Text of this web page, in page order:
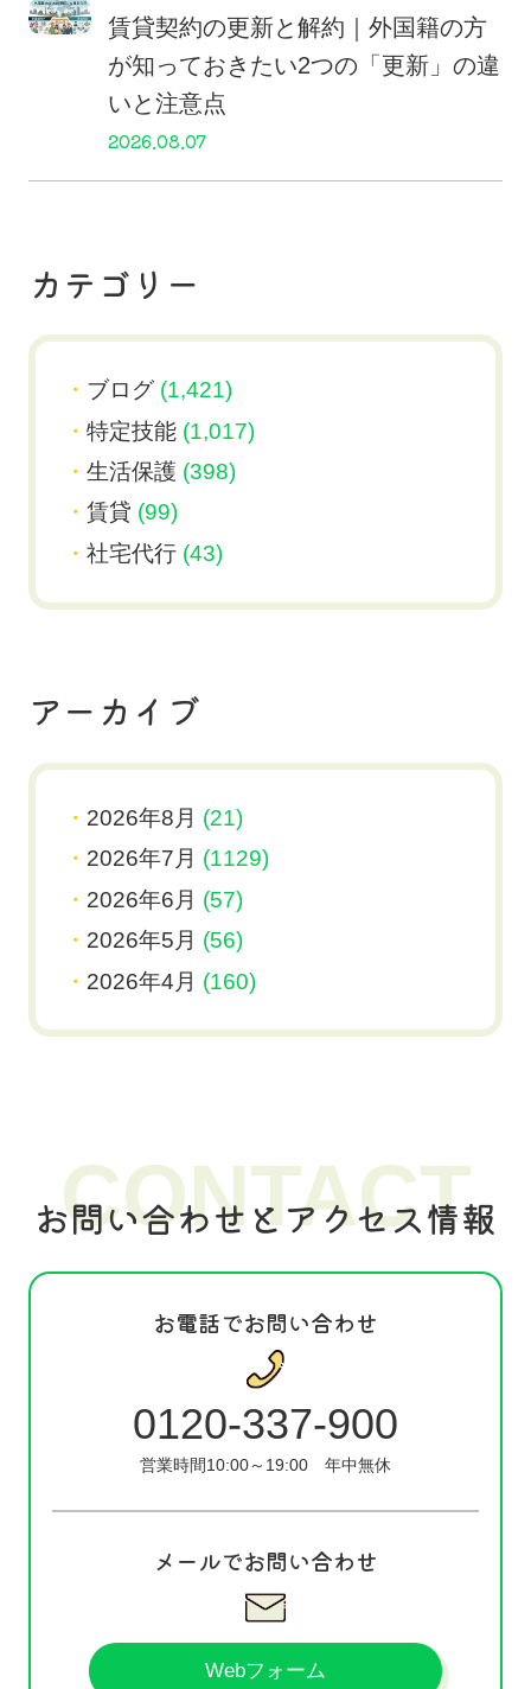
賃貸契約の更新と解約｜外国籍の方
が知っておきたい2つの「更新」の違
いと注意点
2026.08.07
カテゴリー
ブログ(1,421)
特定技能(1,017)
生活保護 (398)
賃貸 (99)
社宅代行(43)
アーカイブ
2026年8月 (21)
2026年7月 (1129)
2026年6月 (57)
2026年5月 (56)
2026年4月 (160)
お問い合わせとアクセス情報
CONTACT
お電話でお問い合わせ
0120-337-900
営業時間10:00～19:00 年中無休
メールでお問い合わせ
Webフォーム